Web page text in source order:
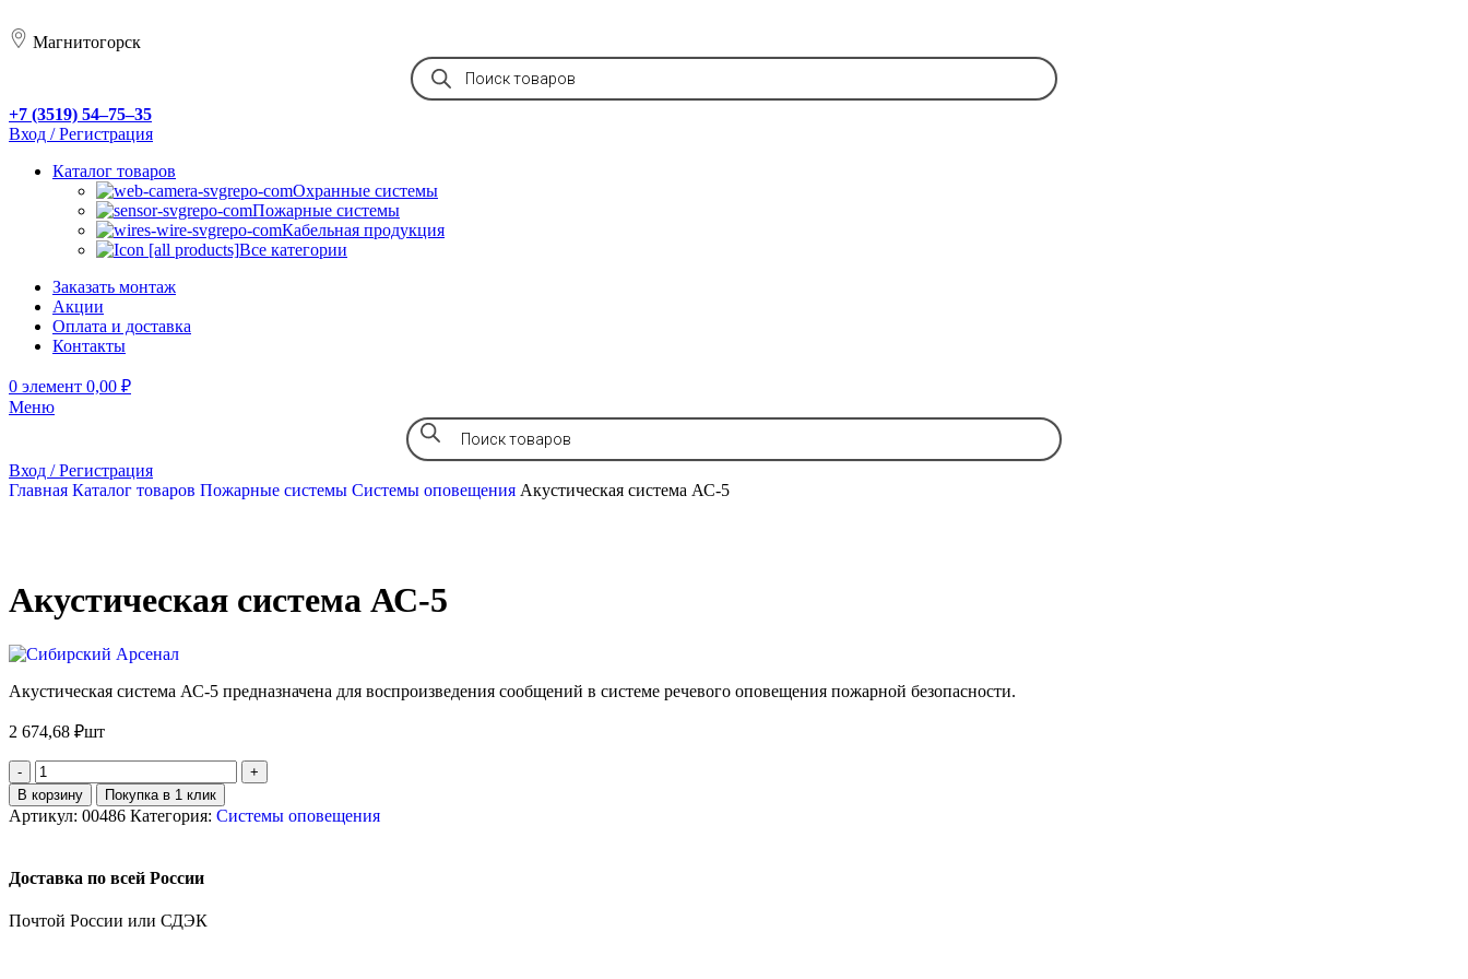
Магнитогорск
+7 (3519) 54‒75‒35
Вход / Регистрация
Каталог товаров
Охранные системы
Пожарные системы
Кабельная продукция
Все категории
Заказать монтаж
Акции
Оплата и доставка
Контакты
0 элемент 0,00 ₽
Меню
Вход / Регистрация
Главная Каталог товаров Пожарные системы Системы оповещения Акустическая система АС-5
Акустическая система АС-5
Акустическая система АС-5 предназначена для воспроизведения сообщений в системе речевого оповещения пожарной безопасности.
2 674,68 ₽шт
В корзину Покупка в 1 клик
Артикул: 00486 Категория: Системы оповещения
Доставка по всей России
Почтой России или СДЭК